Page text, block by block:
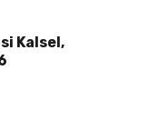
Kalsel,